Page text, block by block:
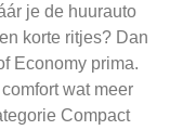
je de huurauto
korte ritjes? Dan
Economy prima.
wat meer
Compact